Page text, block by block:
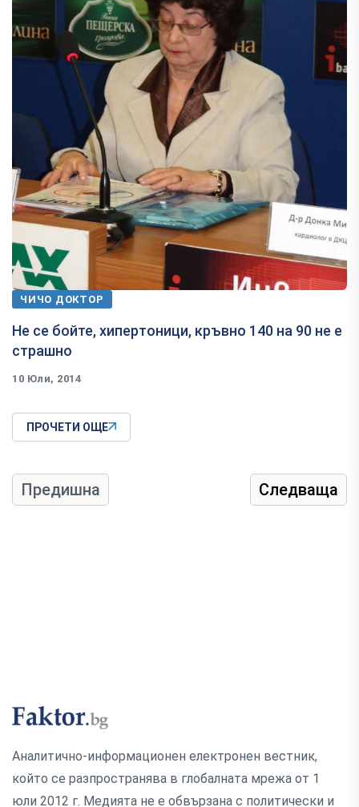
ЧИЧО ДОКТОР
Не се бойте, хипертоници, кръвно 140 на 90 не е
страшно
10 Юли, 2014
ПРОЧЕТИ ОЩЕ
Предишна Следваща
Аналитично-информационен електронен вестник,
който се разпространява в глобалната мрежа от 1
юли 2012 г. Медията не е обвързана с политически и